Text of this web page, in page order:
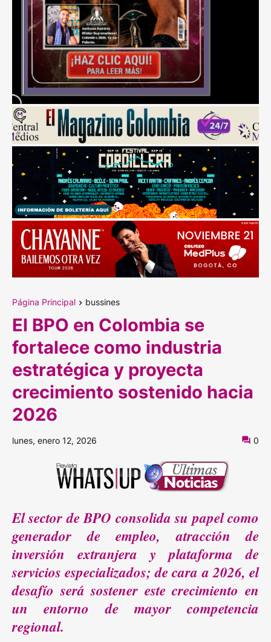
Página Principal bussines
El BPO en Colombia se
fortalece como industria
estratégica y proyecta
crecimiento sostenido hacia
2026
lunes, enero 12, 2026 0
El sector de BPO consolida su papel como
generador de empleo, atracción de
inversión extranjera y plataforma de
servicios especializados; de cara a 2026, el
desafío será sostener este crecimiento en
un entorno de mayor competencia
regional.